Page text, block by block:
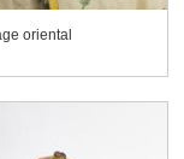
oriental